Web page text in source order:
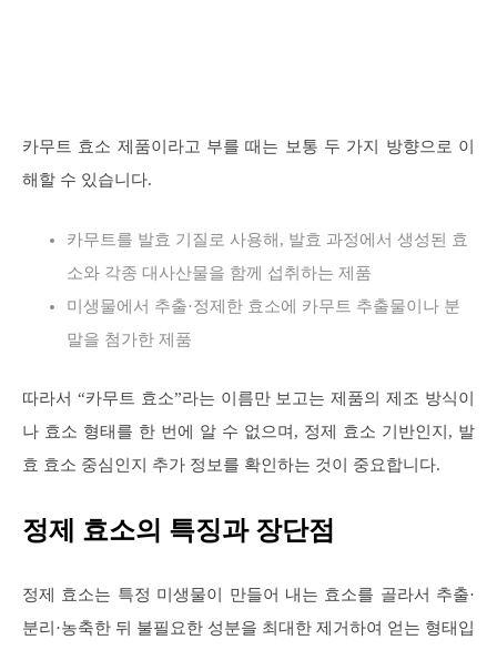
카무트 효소 제품이라고 부를 때는 보통 두 가지 방향으로 이
해할 수 있습니다.
카무트를 발효 기질로 사용해, 발효 과정에서 생성된 효
소와 각종 대사산물을 함께 섭취하는 제품
미생물에서 추출·정제한 효소에 카무트 추출물이나 분
말을 첨가한 제품
따라서 “카무트 효소”라는 이름만 보고는 제품의 제조 방식이
나 효소 형태를 한 번에 알 수 없으며, 정제 효소 기반인지, 발
효 효소 중심인지 추가 정보를 확인하는 것이 중요합니다.
정제 효소의 특징과 장단점
정제 효소는 특정 미생물이 만들어 내는 효소를 골라서 추출·
분리·농축한 뒤 불필요한 성분을 최대한 제거하여 얻는 형태입